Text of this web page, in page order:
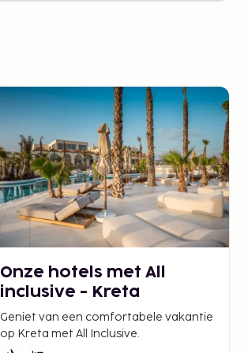
Onze hotels met All
inclusive - Kreta
Geniet van een comfortabele vakantie
op Kreta met All Inclusive.